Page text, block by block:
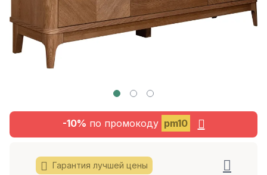
-10% по промокоду pm10
Гарантия лучшей цены